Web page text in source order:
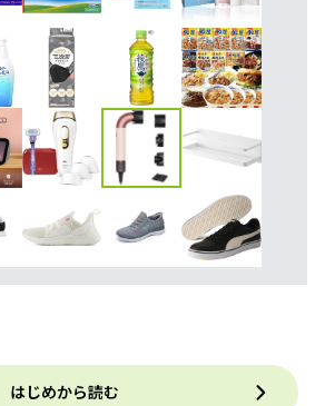
はじめから読む